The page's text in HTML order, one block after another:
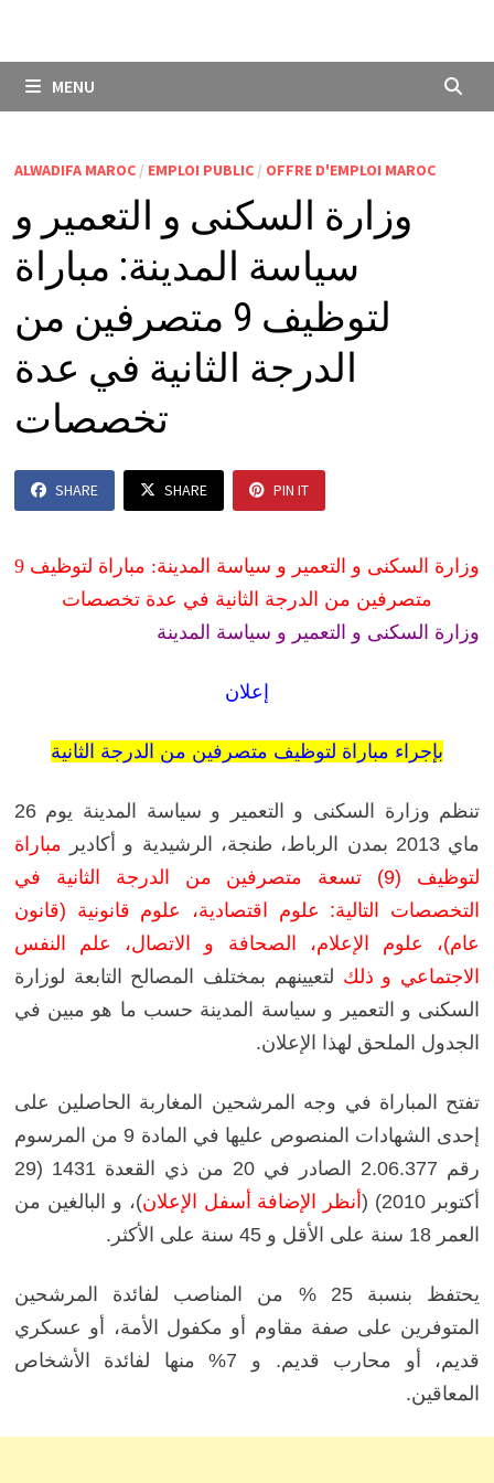
MENU
ALWADIFA MAROC/ EMPLOI PUBLIC/ OFFRE D'EMPLOI MAROC
وزارة السكنى و التعمير و
سياسة المدينة: مباراة
لتوظيف 9 متصرفين من
الدرجة الثانية في عدة
تخصصات
SHARE SHARE PIN IT
وزارة السكنى و التعمير و سياسة المدينة: مباراة لتوظيف 9
متصرفين من الدرجة الثانية في عدة تخصصات
وزارة السكنى و التعمير و سياسة المدينة
إعلان
بإجراء مباراة لتوظيف متصرفين من الدرجة الثانية
تنظم وزارة السكنى و التعمير و سياسة المدينة يوم 26
ماي 2013 بمدن الرباط، طنجة، الرشيدية و أكادير
مباراة
لتوظيف (9) تسعة متصرفين من الدرجة الثانية في
التخصصات التالية: علوم اقتصادية، علوم قانونية (قانون
عام)، علوم الإعلام، الصحافة و الاتصال، علم النفس
الاجتماعي و ذلك لتعيينهم بمختلف المصالح التابعة لوزارة
السكنى و التعمير و سياسة المدينة حسب ما هو مبين في
الجدول الملحق لهذا الإعلان.
تفتح المباراة في وجه المرشحين المغاربة الحاصلين على
إحدى الشهادات المنصوص عليها في المادة 9 من المرسوم
رقم 2.06.377 الصادر في 20 من ذي القعدة 1431 (29
أكتوبر 2010) (
أنظر الإضافة أسفل الإعلان)، و البالغين من
العمر 18 سنة على الأقل و 45 سنة على الأكثر.
يحتفظ بنسبة 25 % من المناصب لفائدة المرشحين
المتوفرين على صفة مقاوم أو مكفول الأمة، أو عسكري
قديم، أو محارب قديم. و 7
% منها لفائدة الأشخاص
المعاقين.